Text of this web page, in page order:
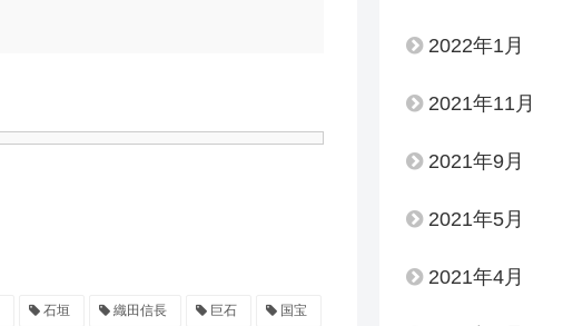
石垣 織田信長 巨石 国宝
2022年1月
2021年11月
2021年9月
2021年5月
2021年4月